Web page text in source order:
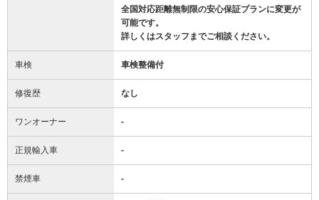
全国対応距離無制限の安心保証プランに変更が
可能です。
詳しくはスタッフまでご相談ください。
車検 車検整備付
修復歴 なし
ワンオーナー -
正規輸入車 -
禁煙車 -